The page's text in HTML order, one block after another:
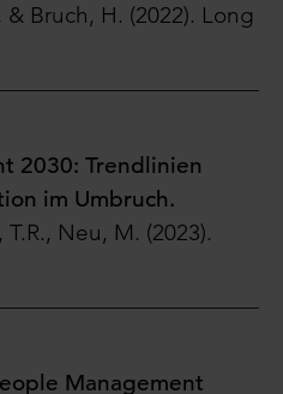
Bruch, H. (2022). Long
2030: Trendlinien
im Umbruch.
Neu, M. (2023).
Management